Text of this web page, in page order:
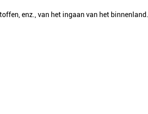
enz., van het ingaan van het binnenland.